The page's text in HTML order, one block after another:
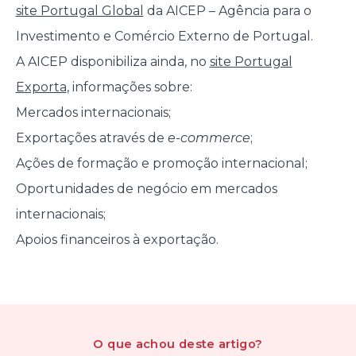
site Portugal Global da AICEP – Agência para o
Investimento e Comércio Externo de Portugal.
A AICEP disponibiliza ainda, no site Portugal
Exporta, informações sobre:
Mercados internacionais;
Exportações através de e-commerce;
Ações de formação e promoção internacional;
Oportunidades de negócio em mercados
internacionais;
Apoios financeiros à exportação.
O que achou deste artigo?